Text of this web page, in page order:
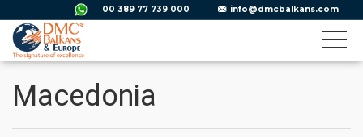
00 389 77 739 000 info@dmcbalkans.com
Macedonia